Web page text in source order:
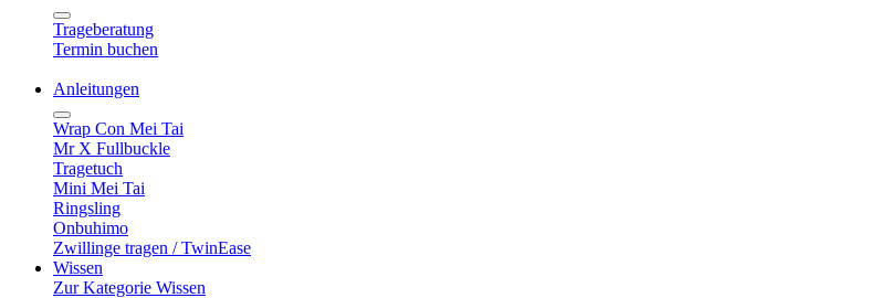
Trageberatung
Termin buchen
Anleitungen
Wrap Con Mei Tai
Mr X Fullbuckle
Tragetuch
Mini Mei Tai
Ringsling
Onbuhimo
Zwillinge tragen / TwinEase
Wissen
Zur Kategorie Wissen